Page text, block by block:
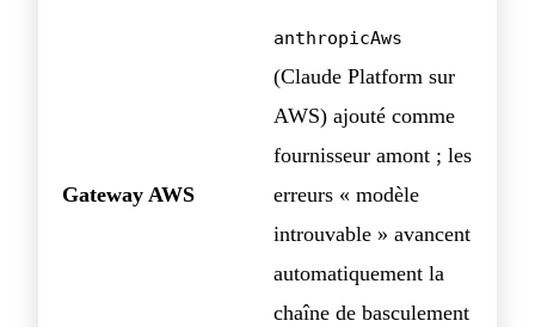
Gateway AWS
anthropicAws
(Claude Platform sur
AWS) ajouté comme
fournisseur amont ; les
erreurs « modèle
introuvable » avancent
automatiquement la
chaîne de basculement